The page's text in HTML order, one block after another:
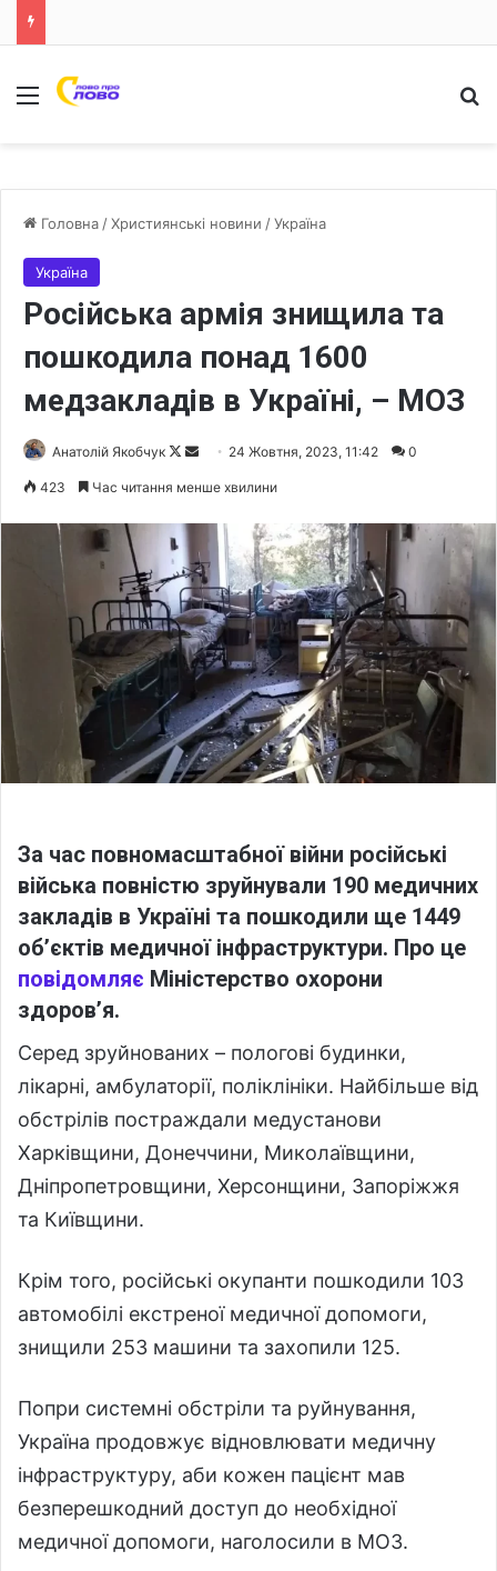
Меню
Головна /Християнські новини /Україна
Україна
Російська армія знищила та
пошкодила понад 1600
медзакладів в Україні, – МОЗ
Анатолій Якобчук
F
l
w
o
n
X
a
n
e
m
a
l
24 Жовтня, 2023, 11:42 0
423 Час читання менше хвилини
За час повномасштабної війни російські
війська повністю зруйнували 190 медичних
закладів в Україні та пошкодили ще 1449
об’єктів медичної інфраструктури. Про це
повідомляє Міністерство охорони
здоров’я.
Серед зруйнованих – пологові будинки,
лікарні, амбулаторії, поліклініки. Найбільше від
обстрілів постраждали медустанови
Харківщини, Донеччини, Миколаївщини,
Дніпропетровщини, Херсонщини, Запоріжжя
та Київщини.
Крім того, російські окупанти пошкодили 103
автомобілі екстреної медичної допомоги,
знищили 253 машини та захопили 125.
Попри системні обстріли та руйнування,
Україна продовжує відновлювати медичну
інфраструктуру, аби кожен пацієнт мав
безперешкодний доступ до необхідної
медичної допомоги, наголосили в МОЗ.